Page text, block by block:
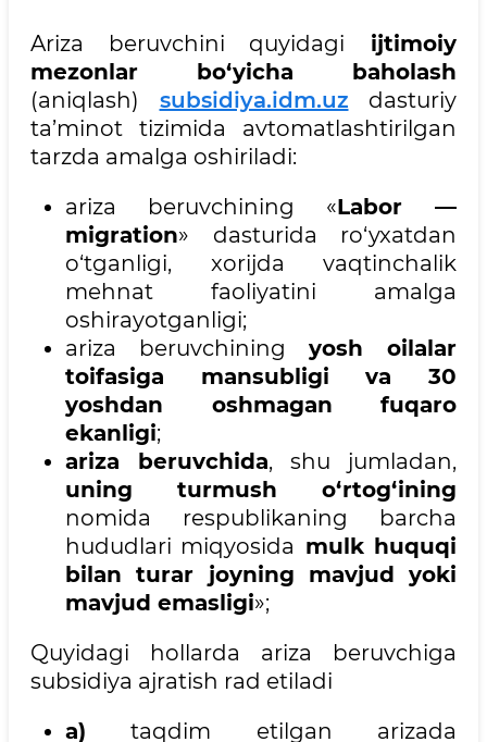
Ariza beruvchini quyidagi ijtimoiy
mezonlar bo‘yicha baholash
(aniqlash) subsidiya.idm.uz dasturiy
ta’minot tizimida avtomatlashtirilgan
tarzda amalga oshiriladi:
ariza beruvchining «Labor —
migration» dasturida ro‘yxatdan
o‘tganligi, xorijda vaqtinchalik
mehnat faoliyatini amalga
oshirayotganligi;
ariza beruvchining yosh oilalar
toifasiga mansubligi va 30
yoshdan oshmagan fuqaro
ekanligi;
ariza beruvchida, shu jumladan,
uning turmush o‘rtog‘ining
nomida respublikaning barcha
hududlari miqyosida mulk huquqi
bilan turar joyning mavjud yoki
mavjud emasligi»;
Quyidagi hollarda ariza beruvchiga
subsidiya ajratish rad etiladi
a) taqdim etilgan arizada